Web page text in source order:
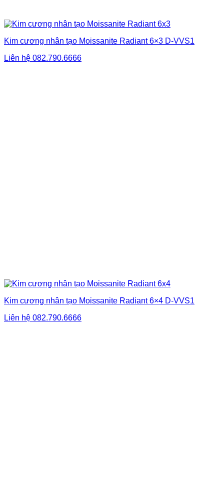
Kim cương nhân tạo Moissanite Radiant 6×3 D-VVS1
Liên hệ 082.790.6666
Kim cương nhân tạo Moissanite Radiant 6×4 D-VVS1
Liên hệ 082.790.6666